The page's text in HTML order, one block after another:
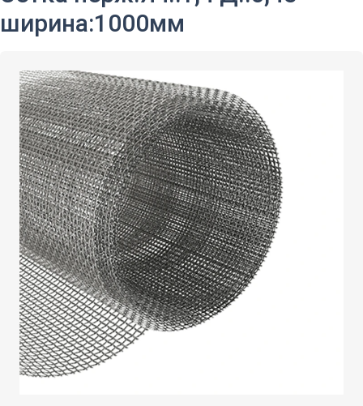
ширина:1000мм